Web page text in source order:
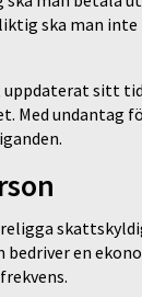
ska man
uppdaterat sitt
Med undantag
bedriver en